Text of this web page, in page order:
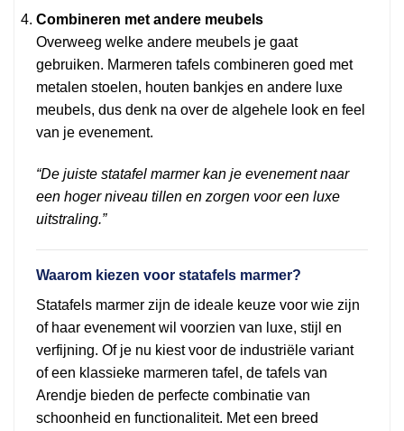
Combineren met andere meubels
Overweeg welke andere meubels je gaat
gebruiken. Marmeren tafels combineren goed met
metalen stoelen, houten bankjes en andere luxe
meubels, dus denk na over de algehele look en feel
van je evenement.
“De juiste statafel marmer kan je evenement naar
een hoger niveau tillen en zorgen voor een luxe
uitstraling.”
Waarom kiezen voor statafels marmer?
Statafels marmer zijn de ideale keuze voor wie zijn
of haar evenement wil voorzien van luxe, stijl en
verfijning. Of je nu kiest voor de industriële variant
of een klassieke marmeren tafel, de tafels van
Arendje bieden de perfecte combinatie van
schoonheid en functionaliteit. Met een breed